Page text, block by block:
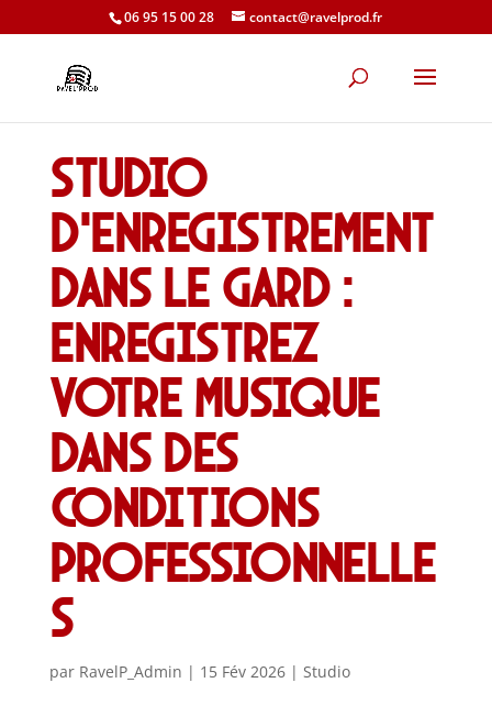
06 95 15 00 28 contact@ravelprod.fr
Studio
d’enregistrement
dans le Gard :
enregistrez
votre musique
dans des
conditions
professionnelle
s
par RavelP_Admin | 15 Fév 2026| Studio